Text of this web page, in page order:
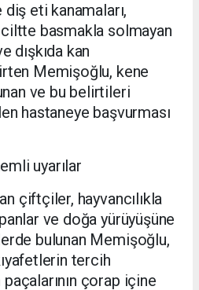
eti kanamaları,
basmakla solmayan
dışkıda kan
Memişoğlu, kene
ve bu belirtileri
hastaneye başvurması
uyarılar
çiftçiler, hayvancılıkla
ve doğa yürüyüşüne
bulunan Memişoğlu,
tercih
çorap içine